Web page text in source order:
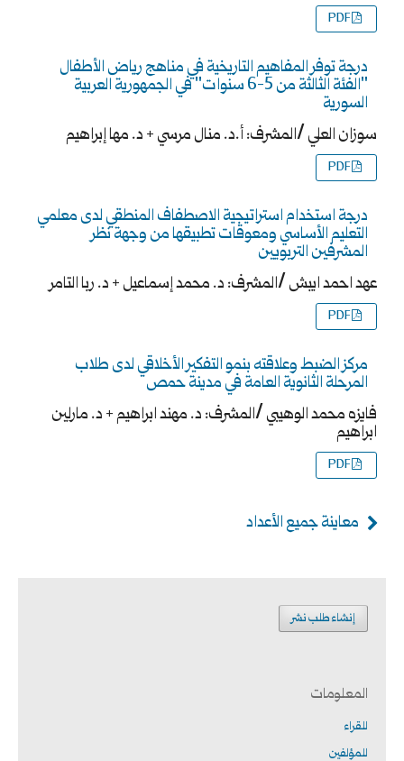
PDF
درجة توفر المفاهيم التاريخية في مناهج رياض الأطفال
"الفئة الثالثة من 5-6 سنوات" في الجمهورية العربية
السورية
سوزان العلي /المشرف: أ.د. منال مرسي + د. مها إبراهيم
PDF
درجة استخدام استراتيجية الاصطفاف المنطقي لدى معلمي
التعليم الأساسي ومعوقات تطبيقها من وجهة نظر
المشرفين التربويين
عهد احمد ايبش /المشرف: د. محمد إسماعيل + د. ربا التامر
PDF
مركز الضبط وعلاقته بنمو التفكير الأخلاقي لدى طلاب
المرحلة الثانوية العامة في مدينة حمص
فايزه محمد الوهيبي /المشرف: د. مهند ابراهيم + د. مارلين
ابراهيم
PDF
معاينة جميع الأعداد
إنشاء طلب نشر
المعلومات
للقراء
للمؤلفين